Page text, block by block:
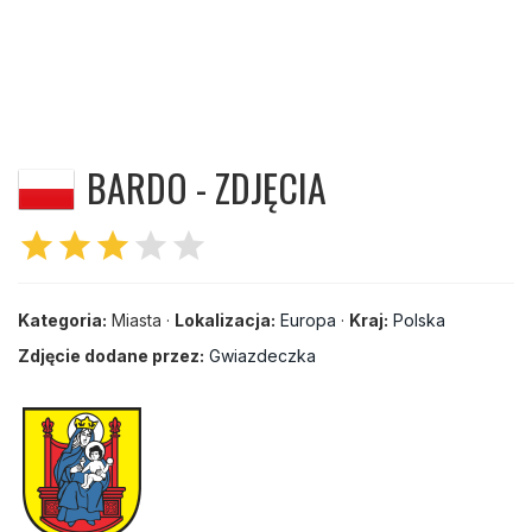
BARDO - ZDJĘCIA
starstarstar star star
Kategoria: Miasta · Lokalizacja: Europa · Kraj: Polska
Zdjęcie dodane przez: Gwiazdeczka